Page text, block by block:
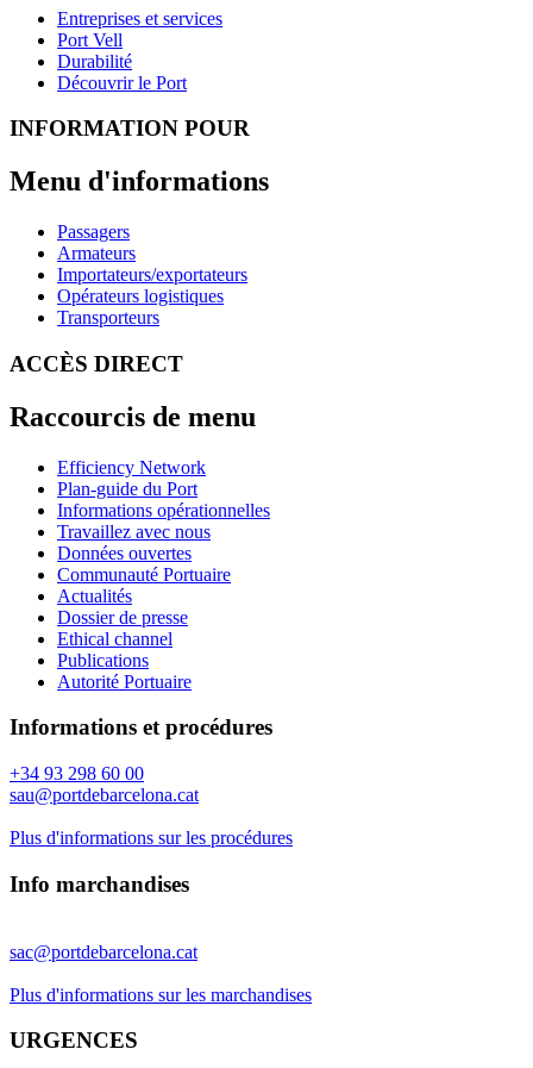
Entreprises et services
Port Vell
Durabilité
Découvrir le Port
INFORMATION POUR
Menu d'informations
Passagers
Armateurs
Importateurs/exportateurs
Opérateurs logistiques
Transporteurs
ACCÈS DIRECT
Raccourcis de menu
Efficiency Network
Plan-guide du Port
Informations opérationnelles
Travaillez avec nous
Données ouvertes
Communauté Portuaire
Actualités
Dossier de presse
Ethical channel
Publications
Autorité Portuaire
Informations et procédures
+34 93 298 60 00
sau@portdebarcelona.cat
Plus d'informations sur les procédures
Info marchandises
sac@portdebarcelona.cat
Plus d'informations sur les marchandises
URGENCES